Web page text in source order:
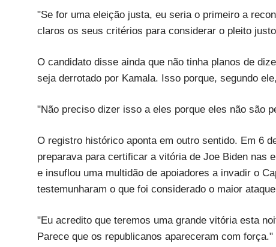
"Se for uma eleição justa, eu seria o primeiro a
claros os seus critérios para considerar o pleito
O candidato disse ainda que não tinha planos de
seja derrotado por Kamala. Isso porque, segundo
"Não preciso dizer isso a eles porque eles não são
O registro histórico aponta em outro sentido. Em 6
preparava para certificar a vitória de Joe Biden nas
e insuflou uma multidão de apoiadores a invadir o
testemunharam o que foi considerado o maior
"Eu acredito que teremos uma grande vitória esta
Parece que os republicanos apareceram com força."